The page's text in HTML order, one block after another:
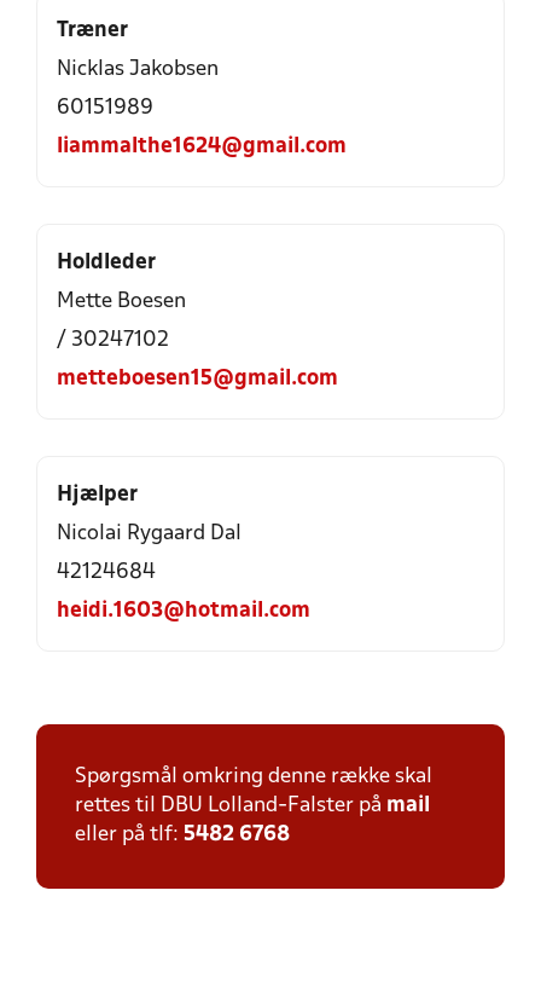
Træner
Nicklas Jakobsen
60151989
liammalthe1624@gmail.com
Holdleder
Mette Boesen
/ 30247102
metteboesen15@gmail.com
Hjælper
Nicolai Rygaard Dal
42124684
heidi.1603@hotmail.com
Spørgsmål omkring denne række skal
rettes til DBU Lolland-Falster på mail
eller på tlf: 5482 6768